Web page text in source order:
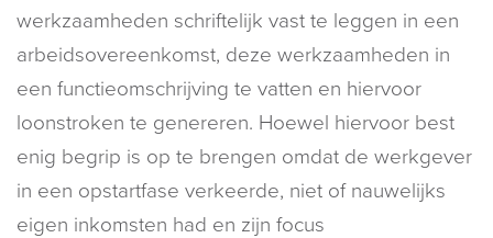
werkzaamheden schriftelijk vast te leggen in een
arbeidsovereenkomst, deze werkzaamheden in
een functieomschrijving te vatten en hiervoor
loonstroken te genereren. Hoewel hiervoor best
enig begrip is op te brengen omdat de werkgever
in een opstartfase verkeerde, niet of nauwelijks
eigen inkomsten had en zijn focus